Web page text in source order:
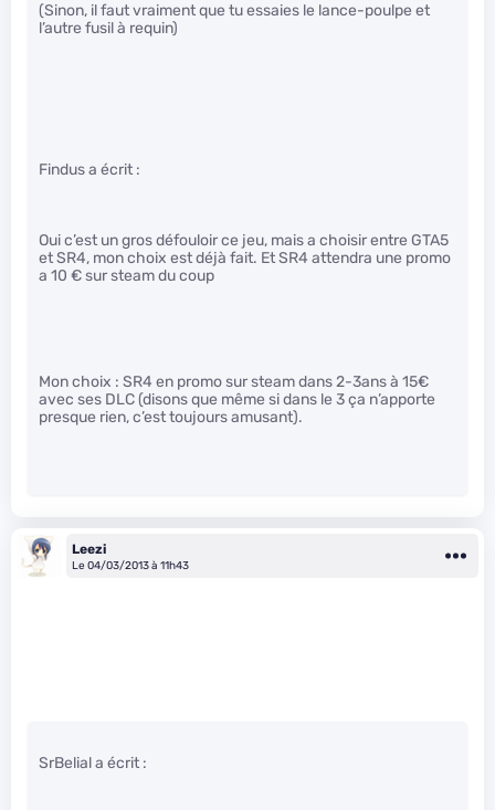
(Sinon, il faut vraiment que tu essaies le lance-poulpe et
l’autre fusil à requin)
Findus a écrit :
Oui c’est un gros défouloir ce jeu, mais a choisir entre GTA5
et SR4, mon choix est déjà fait. Et SR4 attendra une promo
a 10 € sur steam du coup
Mon choix : SR4 en promo sur steam dans 2-3ans à 15€
avec ses DLC (disons que même si dans le 3 ça n’apporte
presque rien, c’est toujours amusant).
Leezi
Le 04/03/2013 à 11h43
SrBelial a écrit :